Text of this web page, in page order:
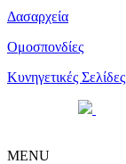
Δασαρχεία
Ομοσπονδίες
Κυνηγετικές Σελίδες
MENU